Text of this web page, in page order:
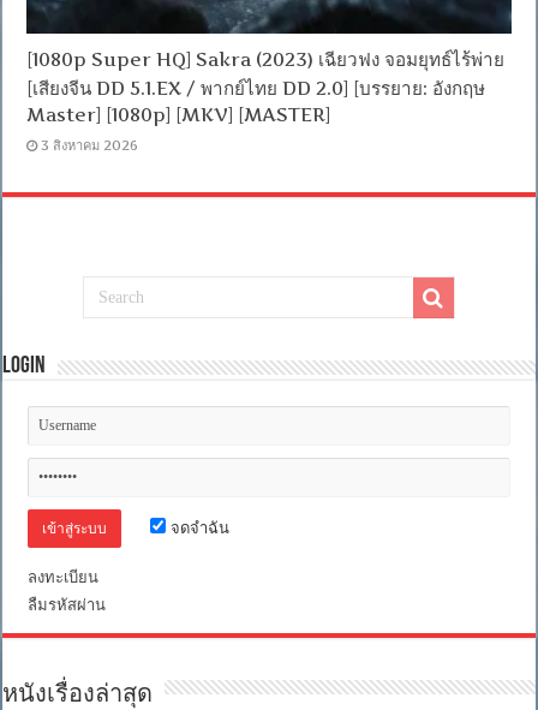
[1080p Super HQ] Sakra (2023) เฉียวฟง จอมยุทธ์ไร้พ่าย
[เสียงจีน DD 5.1.EX / พากย์ไทย DD 2.0] [บรรยาย: อังกฤษ
Master] [1080p] [MKV] [MASTER]
3 สิงหาคม 2026
Login
จดจำฉัน
ลงทะเบียน
ลืมรหัสผ่าน
หนังเรื่องล่าสุด